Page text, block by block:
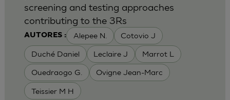
AUTORES : Alepee N. Cotovio J
Duché Daniel Leclaire J Marrot L
Ouedraogo G. Ovigne Jean-Marc
Teissier M H
screening and testing approaches
contributing to the 3Rs